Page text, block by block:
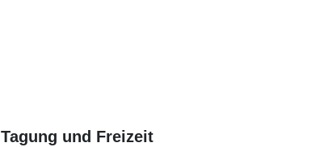
Tagung und Freizeit